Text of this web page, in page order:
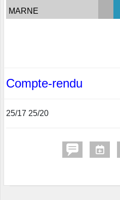
MARNE
Compte-rendu
25/17 25/20